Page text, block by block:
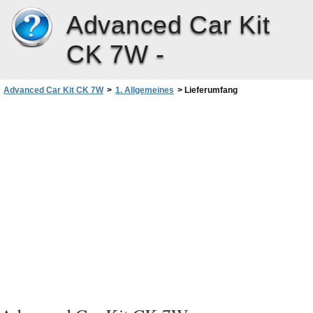
Advanced Car Kit
CK 7W -
Advanced Car Kit CK 7W > 1. Allgemeines > Lieferumfang